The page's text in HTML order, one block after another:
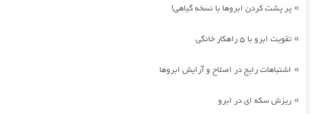
» پر پشت کردن ابروها با نسخه گیاهی!
» تقویت ابرو با 5 راهکار خانگی
» اشتباهات رایج در اصلاح و آرایش ابروها
» ریزش سکه ای در ابرو